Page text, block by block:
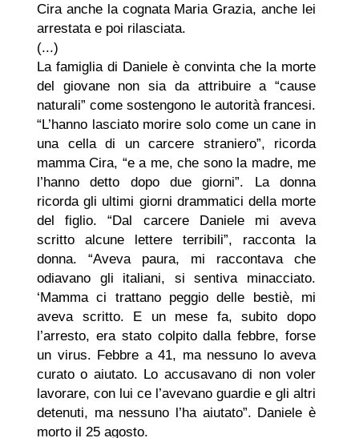
Cira anche la cognata Maria Grazia, anche lei
arrestata e poi rilasciata.
(...)
La famiglia di Daniele è convinta che la morte
del giovane non sia da attribuire a “cause
naturali” come sostengono le autorità francesi.
“L’hanno lasciato morire solo come un cane in
una cella di un carcere straniero”, ricorda
mamma Cira, “e a me, che sono la madre, me
l’hanno detto dopo due giorni”. La donna
ricorda gli ultimi giorni drammatici della morte
del figlio. “Dal carcere Daniele mi aveva
scritto alcune lettere terribili”, racconta la
donna. “Aveva paura, mi raccontava che
odiavano gli italiani, si sentiva minacciato.
‘Mamma ci trattano peggio delle bestiè, mi
aveva scritto. E un mese fa, subito dopo
l’arresto, era stato colpito dalla febbre, forse
un virus. Febbre a 41, ma nessuno lo aveva
curato o aiutato. Lo accusavano di non voler
lavorare, con lui ce l’avevano guardie e gli altri
detenuti, ma nessuno l’ha aiutato”. Daniele è
morto il 25 agosto.